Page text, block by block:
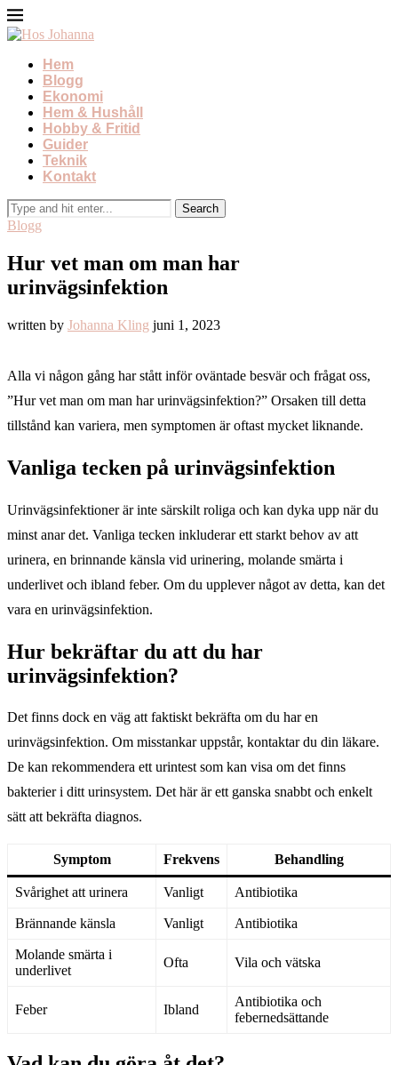
Hem
Blogg
Ekonomi
Hem & Hushåll
Hobby & Fritid
Guider
Teknik
Kontakt
Blogg
Hur vet man om man har
urinvägsinfektion
written by Johanna Kling juni 1, 2023
Alla vi någon gång har stått inför oväntade besvär och frågat oss,
”Hur vet man om man har urinvägsinfektion?” Orsaken till detta
tillstånd kan variera, men symptomen är oftast mycket liknande.
Vanliga tecken på urinvägsinfektion
Urinvägsinfektioner är inte särskilt roliga och kan dyka upp när du
minst anar det. Vanliga tecken inkluderar ett starkt behov av att
urinera, en brinnande känsla vid urinering, molande smärta i
underlivet och ibland feber. Om du upplever något av detta, kan det
vara en urinvägsinfektion.
Hur bekräftar du att du har
urinvägsinfektion?
Det finns dock en väg att faktiskt bekräfta om du har en
urinvägsinfektion. Om misstankar uppstår, kontaktar du din läkare.
De kan rekommendera ett urintest som kan visa om det finns
bakterier i ditt urinsystem. Det här är ett ganska snabbt och enkelt
sätt att bekräfta diagnos.
Symptom Frekvens Behandling
Svårighet att urinera Vanligt Antibiotika
Brännande känsla Vanligt Antibiotika
Molande smärta i
underlivet
Ofta Vila och vätska
Feber Ibland
Antibiotika och
febernedsättande